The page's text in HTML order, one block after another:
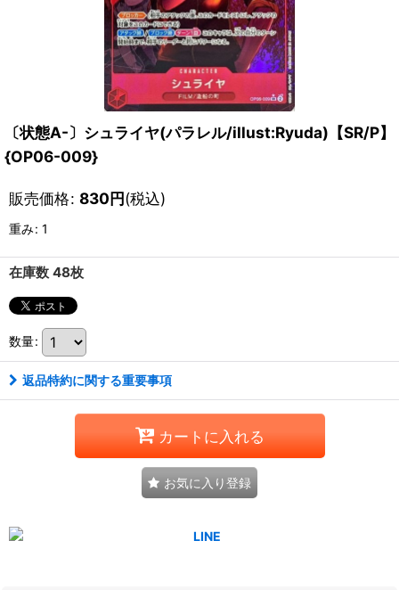
〔状態A-〕シュライヤ(パラレル/illust:Ryuda)【SR/P】
{OP06-009}
販売価格: 830円(税込)
重み: 1
在庫数 48枚
数量:
返品特約に関する重要事項
カートに入れる
お気に入り登録